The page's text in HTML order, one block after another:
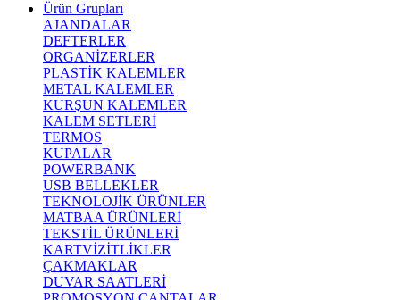
Ürün Grupları
AJANDALAR
DEFTERLER
ORGANİZERLER
PLASTİK KALEMLER
METAL KALEMLER
KURŞUN KALEMLER
KALEM SETLERİ
TERMOS
KUPALAR
POWERBANK
USB BELLEKLER
TEKNOLOJİK ÜRÜNLER
MATBAA ÜRÜNLERİ
TEKSTİL ÜRÜNLERİ
KARTVİZİTLİKLER
ÇAKMAKLAR
DUVAR SAATLERİ